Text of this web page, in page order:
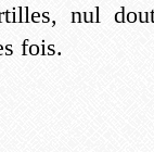
nul
fois.